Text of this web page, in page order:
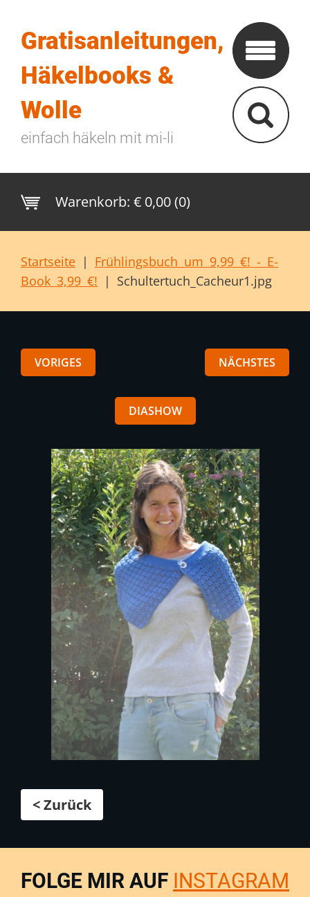
Gratisanleitungen,
Häkelbooks &
Wolle
einfach häkeln mit mi-li
Warenkorb: € 0,00 (0)
Startseite | Frühlingsbuch um 9,99 €! - E-
Book 3,99 €! | Schultertuch_Cacheur1.jpg
VORIGES NÄCHSTES
DIASHOW
< Zurück
FOLGE MIR AUF INSTAGRAM